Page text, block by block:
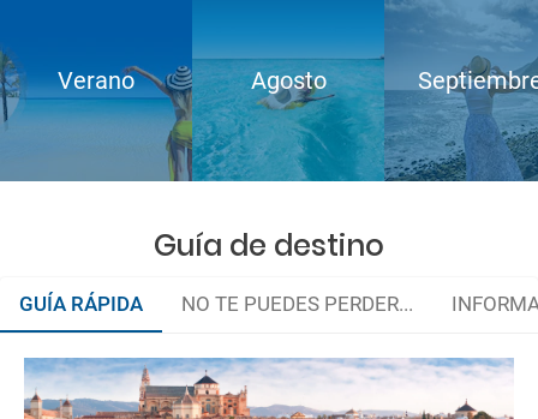
Verano Agosto
Guía de destino
GUÍA RÁPIDA NO TE PUEDES PERDER...
¿Qué necesitas saber?